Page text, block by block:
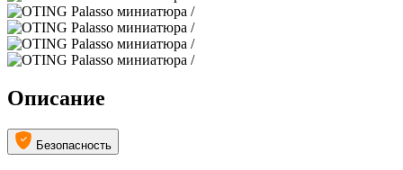
Описание
Безопасность